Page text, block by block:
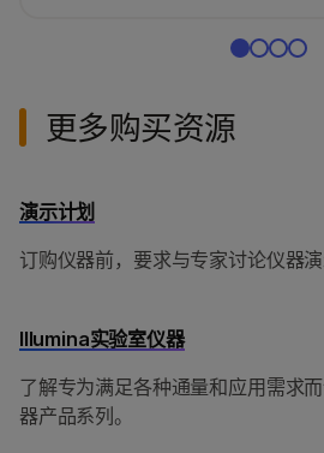
更多购买资源
演示计划
订购仪器前，要求与专家讨论仪器演
Illumina实验室仪器
了解专为满足各种通量和应用需求
器产品系列。